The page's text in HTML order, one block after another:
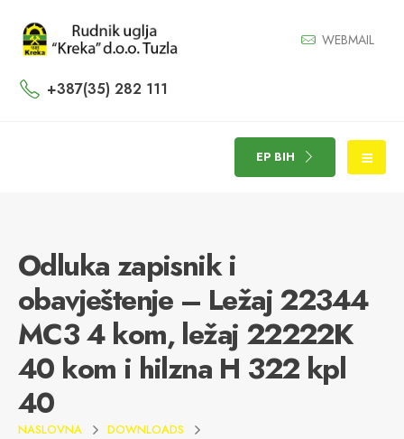
WEBMAIL
+387(35) 282 111
EP BIH
Odluka zapisnik i
obavještenje – Ležaj 22344
MC3 4 kom, ležaj 22222K
40 kom i hilzna H 322 kpl
40
NASLOVNA
DOWNLOADS